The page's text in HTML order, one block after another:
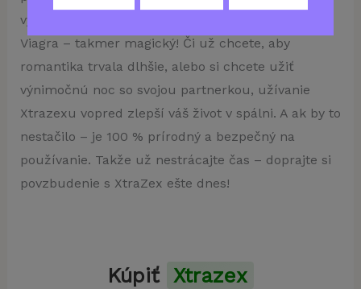
výkonnosť vašej spálne! XtraZex je ako tekutá
Viagra – takmer magický! Či už chcete, aby
romantika trvala dlhšie, alebo si chcete užiť
výnimočnú noc so svojou partnerkou, užívanie
Xtrazexu vopred zlepší váš život v spálni. A ak by to
nestačilo – je 100 % prírodný a bezpečný na
používanie. Takže už nestrácajte čas – doprajte si
povzbudenie s XtraZex ešte dnes!
Kúpiť Xtrazex